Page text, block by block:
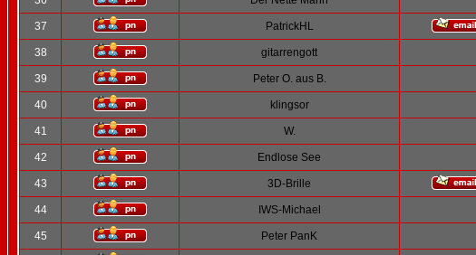
37 PatrickHL
38 gitarrengott
39 Peter O. aus B.
40 klingsor
41 W.
42 Endlose See
43 3D-Brille
44 IWS-Michael
45 Peter PanK